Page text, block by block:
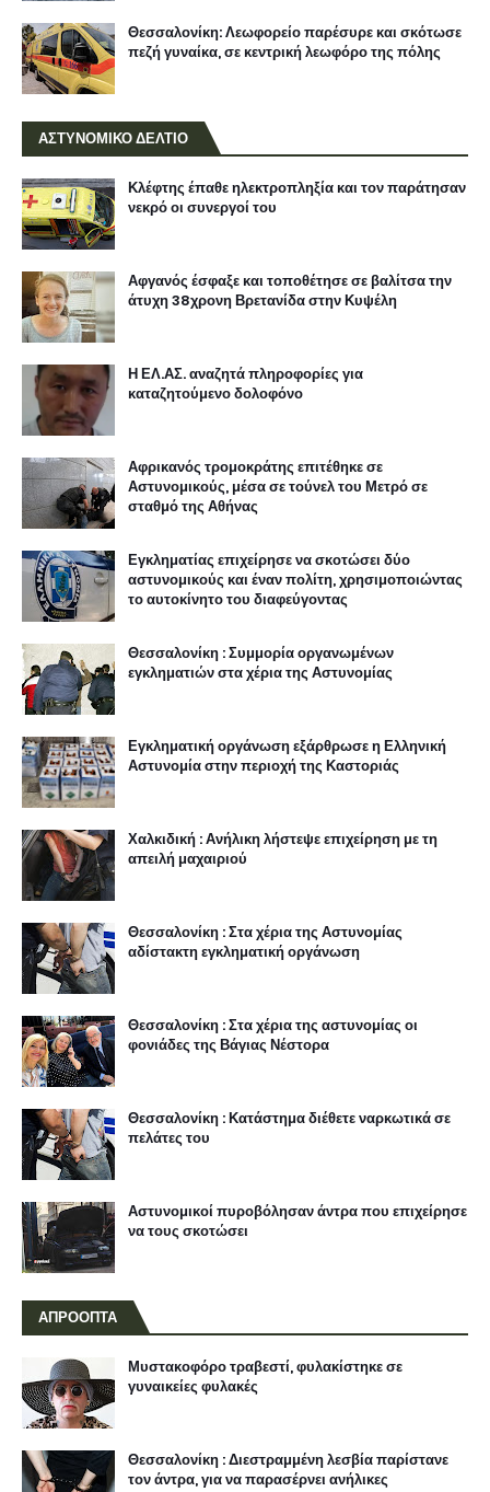
Θεσσαλονίκη: Λεωφορείο παρέσυρε και σκότωσε
πεζή γυναίκα, σε κεντρική λεωφόρο της πόλης
ΑΣΤΥΝΟΜΙΚΟ ΔΕΛΤΙΟ
Κλέφτης έπαθε ηλεκτροπληξία και τον παράτησαν
νεκρό οι συνεργοί του
Αφγανός έσφαξε και τοποθέτησε σε βαλίτσα την
άτυχη 38χρονη Βρετανίδα στην Κυψέλη
Η ΕΛ.ΑΣ. αναζητά πληροφορίες για
καταζητούμενο δολοφόνο
Αφρικανός τρομοκράτης επιτέθηκε σε
Αστυνομικούς, μέσα σε τούνελ του Μετρό σε
σταθμό της Αθήνας
Εγκληματίας επιχείρησε να σκοτώσει δύο
αστυνομικούς και έναν πολίτη, χρησιμοποιώντας
το αυτοκίνητο του διαφεύγοντας
Θεσσαλονίκη : Συμμορία οργανωμένων
εγκληματιών στα χέρια της Αστυνομίας
Εγκληματική οργάνωση εξάρθρωσε η Ελληνική
Αστυνομία στην περιοχή της Καστοριάς
Χαλκιδική : Ανήλικη λήστεψε επιχείρηση με τη
απειλή μαχαιριού
Θεσσαλονίκη : Στα χέρια της Αστυνομίας
αδίστακτη εγκληματική οργάνωση
Θεσσαλονίκη : Στα χέρια της αστυνομίας οι
φονιάδες της Βάγιας Νέστορα
Θεσσαλονίκη : Κατάστημα διέθετε ναρκωτικά σε
πελάτες του
Αστυνομικοί πυροβόλησαν άντρα που επιχείρησε
να τους σκοτώσει
ΑΠΡΟΟΠΤΑ
Μυστακοφόρο τραβεστί, φυλακίστηκε σε
γυναικείες φυλακές
Θεσσαλονίκη : Διεστραμμένη λεσβία παρίστανε
τον άντρα, για να παρασέρνει ανήλικες